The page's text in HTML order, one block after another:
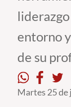
Formación
Estudiantes
Académicos
Funcionarios
entorno
de su
Martes 25 de